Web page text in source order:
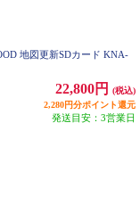
地図更新SDカード KNA-
22,800円
(税込)
2,280円分ポイント還元
発送目安：3営業日